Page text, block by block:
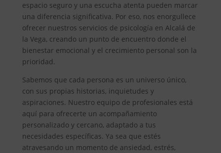
espacio seguro y una escucha atenta pueden marcar
una diferencia significativa. Por eso, nos enorgullece
ofrecer nuestros servicios de psicología en Alcalá de
la Vega, creando un punto de encuentro donde el
bienestar emocional y el crecimiento personal son la
prioridad.
Sabemos que cada persona es un universo único,
con sus propias historias, inquietudes y
aspiraciones. Nuestro equipo de profesionales está
aquí para ofrecerte un acompañamiento
personalizado y cercano, adaptado a tus
necesidades específicas. Ya sea que estés
atravesando un momento de ansiedad, estrés,